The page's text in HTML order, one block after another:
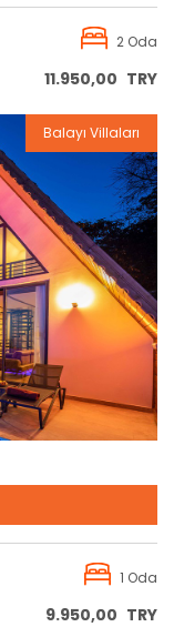
2 Oda
11.950,00 TRY
Balayı Villaları
1 Oda
9.950,00 TRY